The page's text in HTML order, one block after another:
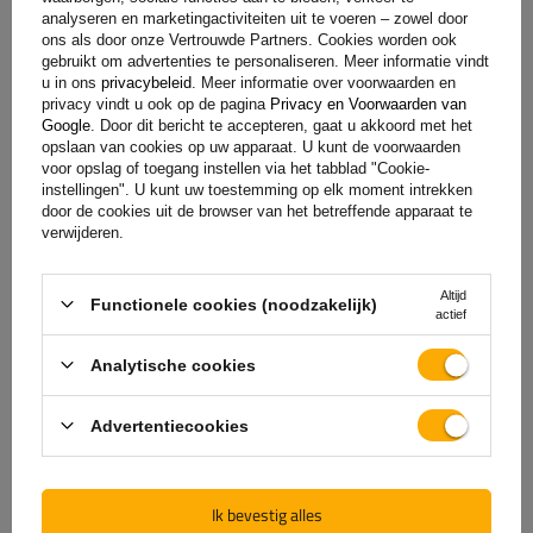
De officiële webshop van
de fabrikant
GARANTIE OP KWALITEIT EN AUTHENTICITEIT
Als u bijUNITRAILERkoopt, kiest u ervoor om
rechtstreeks bij de fabrikant te kopen. U bent er
de transactie volledig veilig is. Wij ontwerpen en
analyseren en marketingactiviteiten uit te voeren – zowel door
ons als door onze Vertrouwde Partners. Cookies worden ook
gebruikt om advertenties te personaliseren. Meer informatie vindt
u in ons privacybeleid . Meer informatie over voorwaarden en
privacy vindt u ook op de pagina Privacy en Voorwaarden van
Google . Door dit bericht te accepteren, gaat u akkoord met het
opslaan van cookies op uw apparaat. U kunt de voorwaarden
voor opslag of toegang instellen via het tabblad "Cookie-
instellingen". U kunt uw toestemming op elk moment intrekken
door de cookies uit de browser van het betreffende apparaat te
verwijderen.
Functionele cookies (noodzakelijk)
Altijd
actief
Analytische cookies
Advertentiecookies
Ik bevestig alles